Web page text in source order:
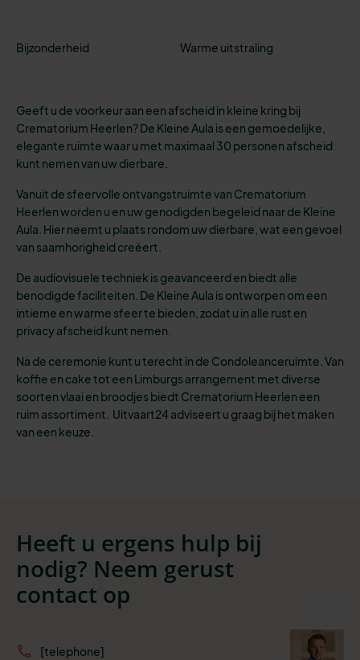
Bijzonderheid Warme uitstraling
Geeft u de voorkeur aan een afscheid in kleine kring bij
Crematorium Heerlen? De Kleine Aula is een gemoedelijke,
elegante ruimte waar u met maximaal 30 personen afscheid
kunt nemen van uw dierbare.
Vanuit de sfeervolle ontvangstruimte van Crematorium
Heerlen worden u en uw genodigden begeleid naar de Kleine
Aula. Hier neemt u plaats rondom uw dierbare, wat een gevoel
van saamhorigheid creëert.
De audiovisuele techniek is geavanceerd en biedt alle
benodigde faciliteiten. De Kleine Aula is ontworpen om een
intieme en warme sfeer te bieden, zodat u in alle rust en
privacy afscheid kunt nemen.
Na de ceremonie kunt u terecht in de Condoleanceruimte. Van
koffie en cake tot een Limburgs arrangement met diverse
soorten vlaai en broodjes biedt Crematorium Heerlen een
ruim assortiment. Uitvaart24 adviseert u graag bij het maken
van een keuze.
Heeft u ergens hulp bij
nodig? Neem gerust
contact op
[telephone]